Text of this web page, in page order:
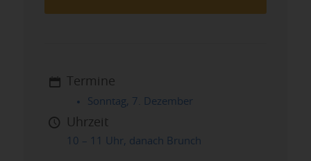
Termine
Sonntag, 7. Dezember
Uhrzeit
10 – 11 Uhr, danach Brunch